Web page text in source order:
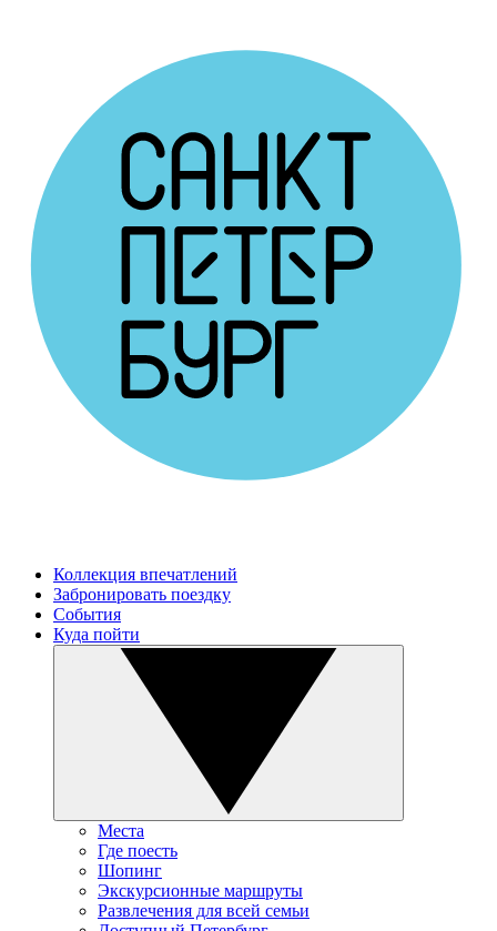
Коллекция впечатлений
Забронировать поездку
События
Куда пойти
Места
Где поесть
Шопинг
Экскурсионные маршруты
Развлечения для всей семьи